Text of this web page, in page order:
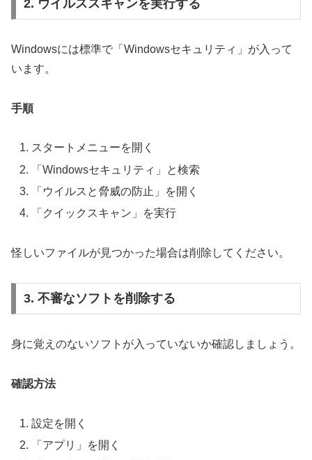
2. ウイルススキャンを実行する
Windowsには標準で「Windowsセキュリティ」が入って
います。
手順
スタートメニューを開く
「Windowsセキュリティ」と検索
「ウイルスと脅威の防止」を開く
「クイックスキャン」を実行
怪しいファイルが見つかった場合は削除してください。
3. 不審なソフトを削除する
身に覚えのないソフトが入っていないか確認しましょう。
確認方法
設定を開く
「アプリ」を開く